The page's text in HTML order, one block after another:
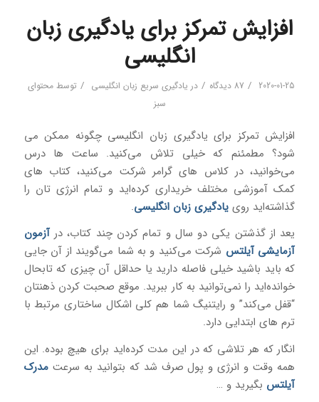
افزایش تمرکز برای یادگیری زبان
انگلیسی
2020-01-25
/ 87 دیدگاه / در یادگیری سریع زبان انگلیسی / توسطمحتوای
سبز
افزایش تمرکز برای یادگیری زبان انگلیسی چگونه ممکن می
شود؟ مطمئنم که خیلی تلاش می‌کنید. ساعت ها درس
می‌خوانید، در کلاس های گرامر شرکت می‌کنید، کتاب های
کمک آموزشی مختلف خریداری کرده‌اید و تمام انرژی تان را
گذاشته‌اید روی یادگیری زبان انگلیسی.
یعد از گذشتن یکی دو سال و تمام کردن چند کتاب، درآزمون
آزمایشی آیلتس شرکت می‌کنید و به شما می‌گویند از آن جایی
که باید باشید خیلی فاصله دارید یا حداقل آن چیزی که تابحال
خوانده‌اید را نمی‌توانید به کار ببرید. موقع صحبت کردن ذهنتان
“قفل می‌کند” و رایتنیگ شما هم کلی اشکال ساختاری مرتبط با
ترم های ابتدایی دارد.
انگار که هر تلاشی که در این مدت کرده‌اید برای هیچ بوده. این
همه وقت و انرژی و پول صرف شد که بتوانید به سرعتمدرک
آیلتس بگیرید و …